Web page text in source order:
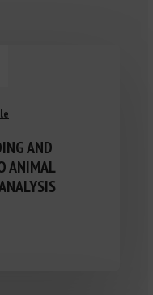
AND
ANIMAL